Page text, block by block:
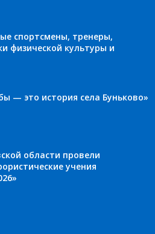
спортсмены, тренеры,
физической культуры и
— это история села Буньково»
области провели
учения